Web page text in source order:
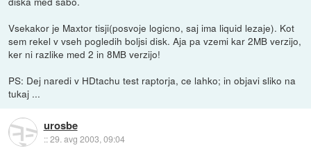
Vsekakor je Maxtor tisji(posvoje logicno, saj ima liquid lezaje). Kot
sem rekel v vseh pogledih boljsi disk. Aja pa vzemi kar 2MB verzijo,
ker ni razlike med 2 in 8MB verzijo!
PS: Dej naredi v HDtachu test raptorja, ce lahko; in objavi sliko na
tukaj ...
urosbe
::29. avg 2003, 09:04